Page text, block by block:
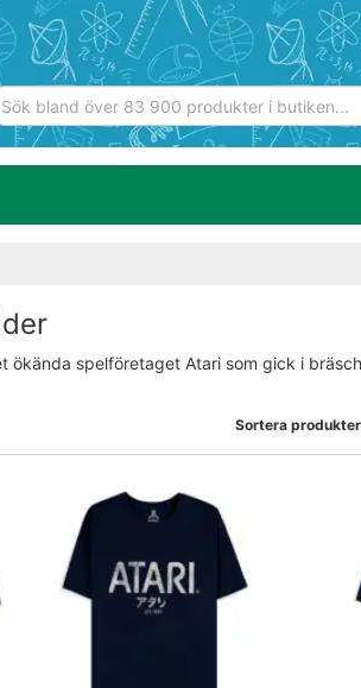
spelföretaget Atari som gick i
Sortera